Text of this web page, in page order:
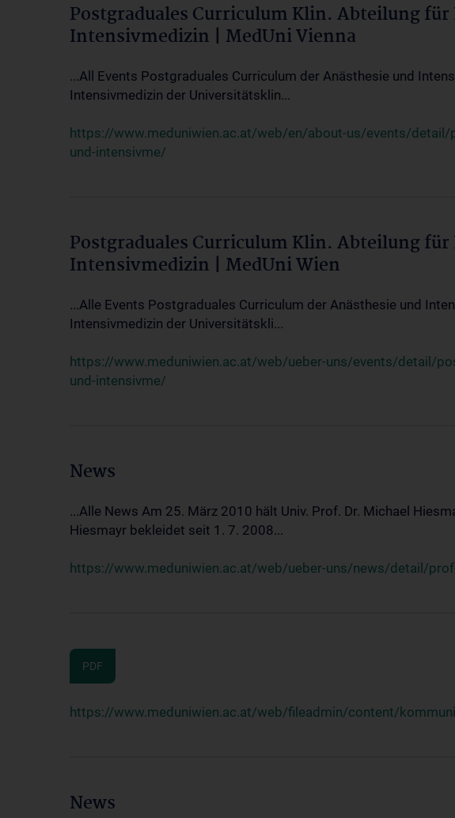
Postgraduales Curriculum Klin. Abteilung
Intensivmedizin | MedUni Vienna
...All Events Postgraduales Curriculum der Anästhesie und
Intensivmedizin der Universitätsklin...
https://www.meduniwien.ac.at/web/en/about-us/events/detail/
und-intensivme/
Postgraduales Curriculum Klin. Abteilung
Intensivmedizin | MedUni Wien
...Alle Events Postgraduales Curriculum der Anästhesie und
Intensivmedizin der Universitätskli...
https://www.meduniwien.ac.at/web/ueber-uns/events/detail/
und-intensivme/
News
...Alle News Am 25. März 2010 hält Univ. Prof. Dr. Michael
Hiesmayr bekleidet seit 1. 7. 2008...
https://www.meduniwien.ac.at/web/ueber-uns/news/detail/
PDF
https://www.meduniwien.ac.at/web/fileadmin/content/
News